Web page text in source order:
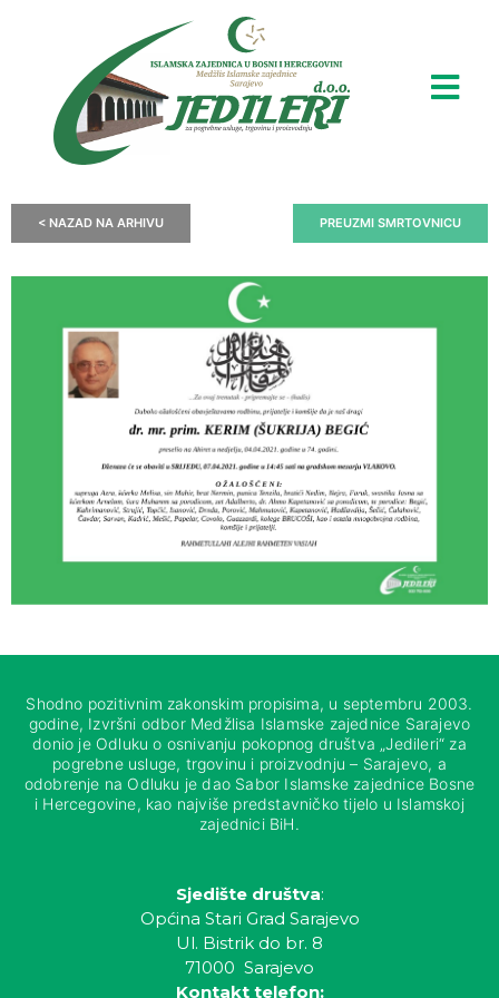
< NAZAD NA ARHIVU PREUZMI SMRTOVNICU
Shodno pozitivnim zakonskim propisima, u septembru 2003.
godine, Izvršni odbor Medžlisa Islamske zajednice Sarajevo
donio je Odluku o osnivanju pokopnog društva „Jedileri“ za
pogrebne usluge, trgovinu i proizvodnju – Sarajevo, a
odobrenje na Odluku je dao Sabor Islamske zajednice Bosne
i Hercegovine, kao najviše predstavničko tijelo u Islamskoj
zajednici BiH.
Sjedište društva:
Općina Stari Grad Sarajevo
Ul. Bistrik do br. 8
71000 Sarajevo
Kontakt telefon: